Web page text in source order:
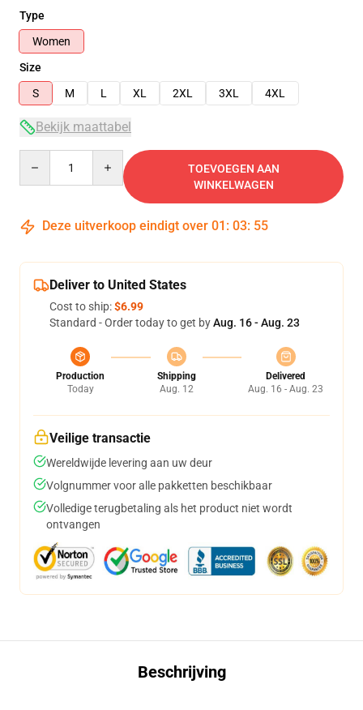
Type
Women
Size
S
M L XL 2XL 3XL 4XL
Bekijk maattabel
TOEVOEGEN AAN
WINKELWAGEN
Deze uitverkoop eindigt over 01 : 03: 54
Deliver to United States
Cost to ship:$6.99
Standard - Order today to get byAug. 16 - Aug. 23
Production
Today
Shipping
Aug. 12
Delivered
Aug. 16 - Aug. 23
Veilige transactie
Wereldwijde levering aan uw deur
Volgnummer voor alle pakketten beschikbaar
Volledige terugbetaling als het product niet wordt
ontvangen
Beschrijving